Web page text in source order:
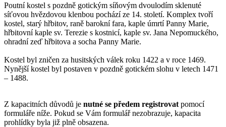
Poutní kostel s pozdně gotickým síňovým dvoulodím sklenuté
síťovou hvězdovou klenbou pochází ze 14. století. Komplex tvoří
kostel, starý hřbitov, raně barokní fara, kaple úmrtí Panny Marie,
hřbitovní kaple sv. Terezie s kostnicí, kaple sv. Jana Nepomuckého,
ohradní zeď hřbitova a socha Panny Marie.
Kostel byl zničen za husitských válek roku 1422 a v roce 1469.
Nynější kostel byl postaven v pozdně gotickém slohu v letech 1471
– 1488.
Z kapacitních důvodů je nutné se předem registrovat pomocí
formuláře níže. Pokud se Vám formulář nezobrazuje, kapacita
prohlídky byla již plně obsazena.